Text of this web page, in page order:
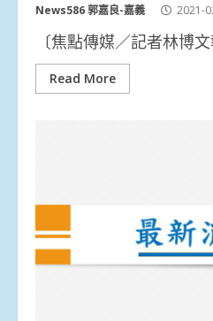
News586 郭嘉良-嘉義 2021-
〔焦點傳媒／記者林博
Read More